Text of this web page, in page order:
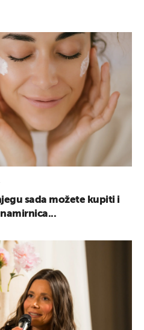
sada možete kupiti i